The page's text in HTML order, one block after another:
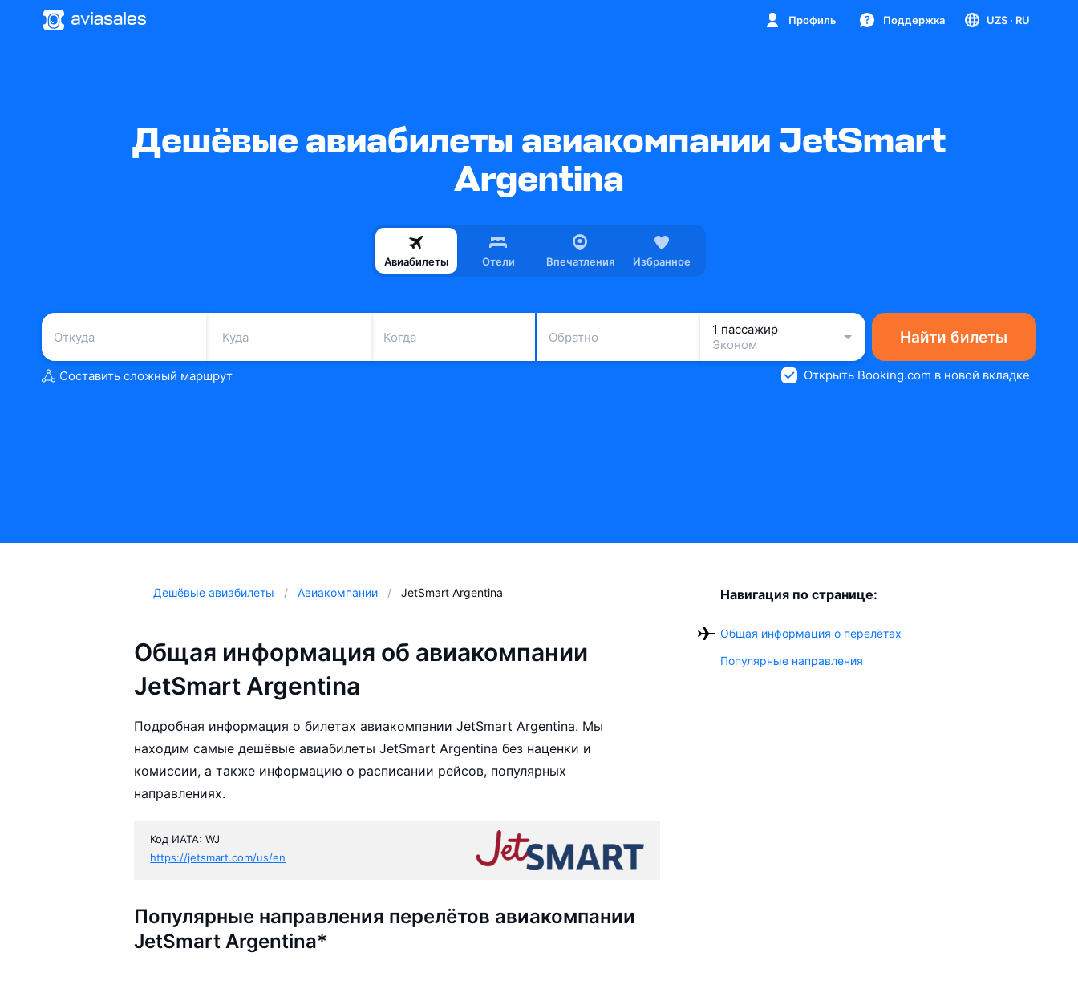
Профиль Поддержка UZS · RU
Дешёвые авиабилеты авиакомпании JetSmart
Argentina
Авиабилеты Отели Впечатления Избранное
Когда Обратно
1 пассажир
Эконом
Найти билеты
Составить сложный маршрут Открыть Booking.com в новой вкладке
Дешёвые авиабилеты Авиакомпании JetSmart Argentina
Общая информация об авиакомпании
JetSmart Argentina
Подробная информация о билетах авиакомпании JetSmart Argentina. Мы
находим самые дешёвые авиабилеты JetSmart Argentina без наценки и
комиссии, а также информацию о расписании рейсов, популярных
направлениях.
Код ИАТА: WJ
https://jetsmart.com/us/en
Популярные направления перелётов авиакомпании
JetSmart Argentina*
Навигация по странице:
Общая информация о перелётах
Популярные направления